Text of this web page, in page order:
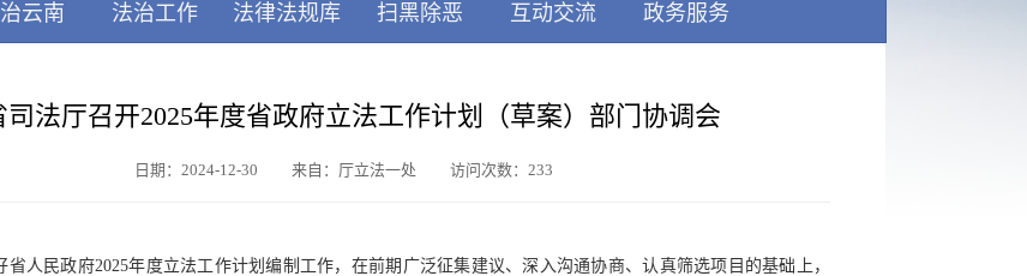
云南 法治工作 法律法规库 扫黑除恶 互动交流 政务服务
司法厅召开2025年度省政府立法工作计划（草案）部门协调会
日期：2024-12-30 来自：厅立法一处 访问次数： 233
省人民政府2025年度立法工作计划编制工作，在前期广泛征集建议、深入沟通协商、认真筛选项目的基础上，